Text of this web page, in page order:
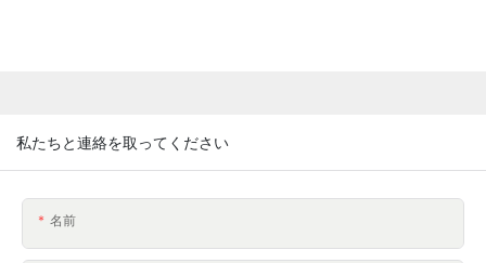
私たちと連絡を取ってください
名前